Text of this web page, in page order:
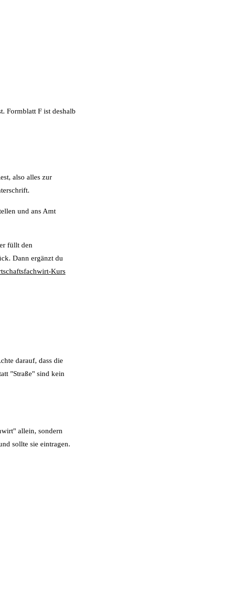
Formblatt F ist deshalb
also alles zur
und ans Amt
füllt den
Dann ergänzt du
Kurs
darauf, dass die
"Straße" sind kein
allein, sondern
sollte sie eintragen.